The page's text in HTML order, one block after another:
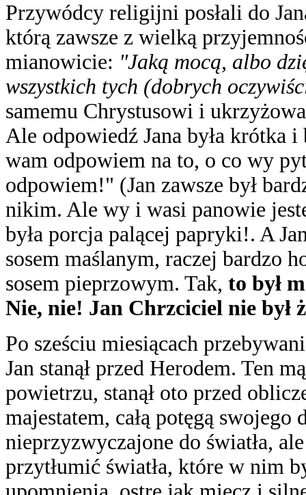
Przywódcy religijni posłali do
którą zawsze z wielką
mianowicie: "Jaką mocą, albo
wszystkich tych (dobrych
samemu Chrystusowi i
Ale odpowiedź Jana była krótka
wam odpowiem na to, o co wy
odpowiem!" (Jan zawsze był
nikim. Ale wy i wasi panowie
była porcja palącej papryki!. A
sosem maślanym, raczej bardzo
sosem pieprzowym. Tak, to był
Nie, nie! Jan Chrzciciel nie był
Po sześciu miesiącach
Jan stanął przed Herodem. Ten
powietrzu, stanął oto przed
majestatem, całą potęgą
nieprzyzwyczajone do światła,
przytłumić światła, które w nim